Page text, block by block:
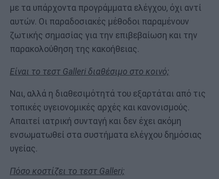
με τα υπάρχοντα προγράμματα ελέγχου, όχι αντί
αυτών. Οι παραδοσιακές μέθοδοι παραμένουν
ζωτικής σημασίας για την επιβεβαίωση και την
παρακολούθηση της κακοήθειας.
Είναι το τεστ Galleri διαθέσιμο στο κοινό;
Ναι, αλλά η διαθεσιμότητά του εξαρτάται από τις
τοπικές υγειονομικές αρχές και κανονισμούς.
Απαιτεί ιατρική συνταγή και δεν έχει ακόμη
ενσωματωθεί στα συστήματα ελέγχου δημόσιας
υγείας.
Πόσο κοστίζει το τεστ Galleri;